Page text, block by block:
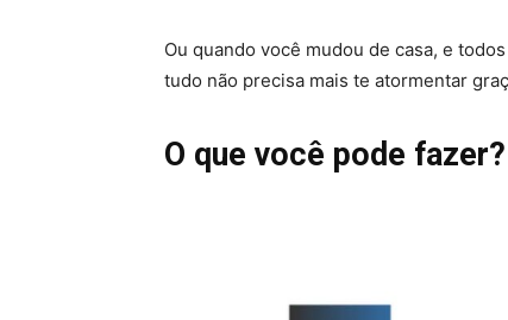
Ou quando você mudou de casa, e
tudo não precisa mais te atormentar
O que você pode fazer?